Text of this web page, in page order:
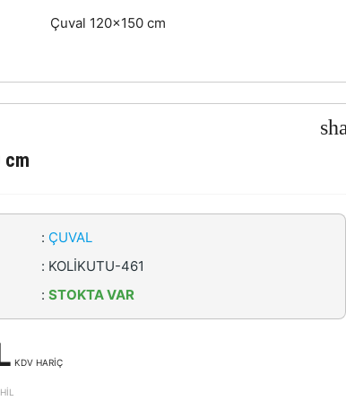
Çuval 120x150 cm
cm
: ÇUVAL
: KOLİKUTU-461
: STOKTA VAR
KDV HARİÇ